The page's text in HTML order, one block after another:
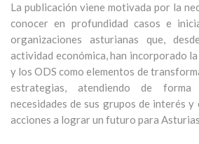
La publicación viene motivada por la
conocer en profundidad casos e
organizaciones asturianas que,
actividad económica, han incorporado
y los ODS como elementos de
estrategias, atendiendo de
necesidades de sus grupos de interés
acciones a lograr un futuro para